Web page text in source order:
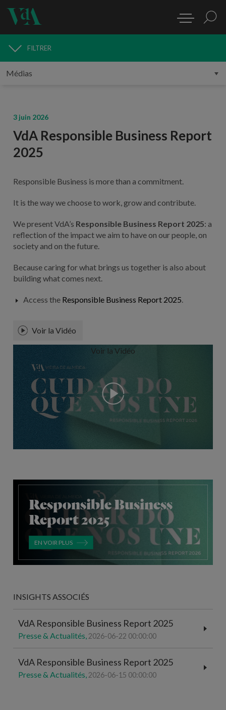
MÉDIAS
FILTRER
3 juin 2026
VdA Responsible Business Report
2025
Responsible Business is more than a commitment.
It is the way we choose to work, grow and contribute.
We present VdA’s Responsible Business Report 2025: a
reflection of the impact we aim to have on our people, on
society and on the future.
Because caring for what brings us together is also about
building what comes next.
Access the Responsible Business Report 2025
Voir la Vidéo
Voir la Vidéo
Responsible Business
Report 2025
EN VOIR PLUS
INSIGHTS ASSOCIÉS
VdA Responsible Business Report 2025
Presse & Actualités, 2026-06-22 00:00:00
VdA Responsible Business Report 2025
Presse & Actualités, 2026-06-15 00:00:00